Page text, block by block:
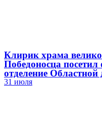
Клирик храма
Победоносца посетил
отделение
31 июля